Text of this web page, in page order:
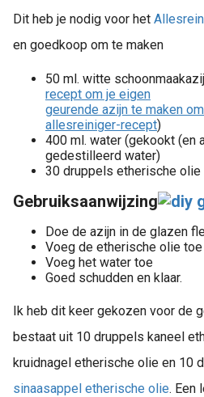
Dit heb je nodig voor het
en goedkoop om te maken
50 ml. witte
recept om je eigen
geurende azijn te maken
allesreiniger-recept)
400 ml. water (gekookt (en
gedestilleerd water)
30 druppels etherische olie
Gebruiksaanwijzing
Doe de azijn in de glazen
Voeg de etherische olie toe
Voeg het water toe
Goed schudden en klaar.
Ik heb dit keer gekozen voor de
bestaat uit 10 druppels kaneel
kruidnagel etherische olie en 10
sinaasappel etherische olie. Een